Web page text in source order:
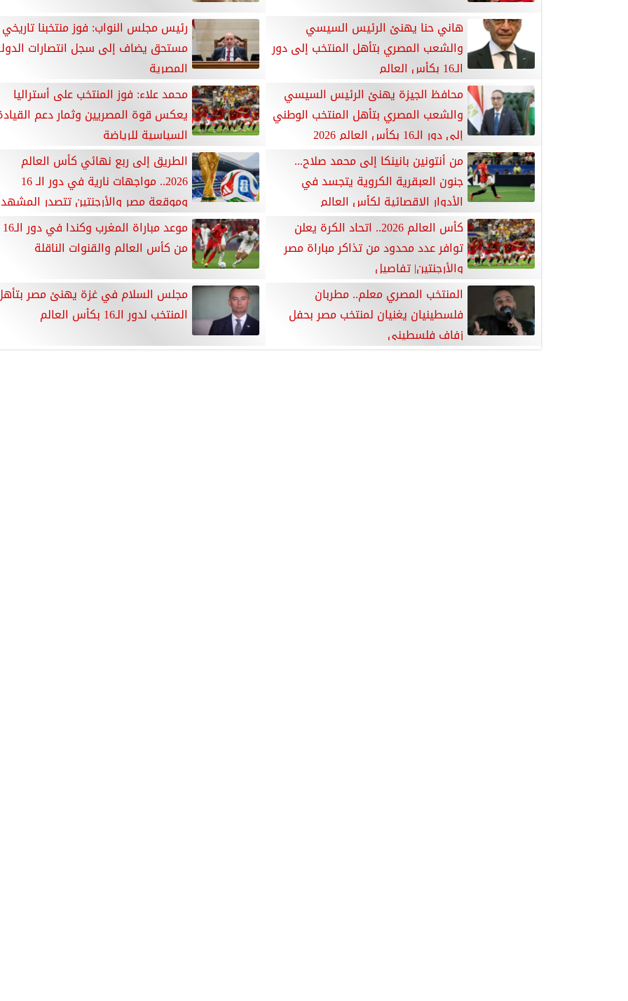
هاني حنا يهنئ الرئيس السيسي
والشعب المصري بتأهل المنتخب إلى دور
الـ16 بكأس العالم
رئيس مجلس النواب: فوز منتخبنا تاريخي
مستحق يضاف إلى سجل انتصارات
المصرية
محافظ الجيزة يهنئ الرئيس السيسي
والشعب المصري بتأهل المنتخب الوطني
إلى دور الـ16 بكأس العالم 2026
محمد علاء: فوز المنتخب على أستراليا
يعكس قوة المصريين وثمار دعم
السياسية للرياضة
من أنتونين بانينكا إلى محمد صلاح...
جنون العبقرية الكروية يتجسد في
الأدوار الإقصائية لكأس العالم
الطريق إلى ربع نهائي كأس العالم
2026.. مواجهات نارية في دور الـ 16
وموقعة مصر والأرجنتين تتصدر المشهد
كأس العالم 2026.. اتحاد الكرة يعلن
توافر عدد محدود من تذاكر مباراة مصر
والأرجنتين| تفاصيل
موعد مباراة المغرب وكندا في دور الـ16
من كأس العالم والقنوات الناقلة
المنتخب المصري معلم.. مطربان
فلسطينيان يغنيان لمنتخب مصر بحفل
زفاف فلسطيني
مجلس السلام في غزة يهنئ مصر
المنتخب لدور الـ16 بكأس العالم